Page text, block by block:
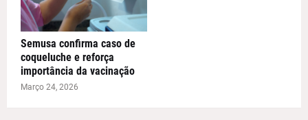
Semusa confirma caso de
coqueluche e reforça
importância da vacinação
Março 24, 2026